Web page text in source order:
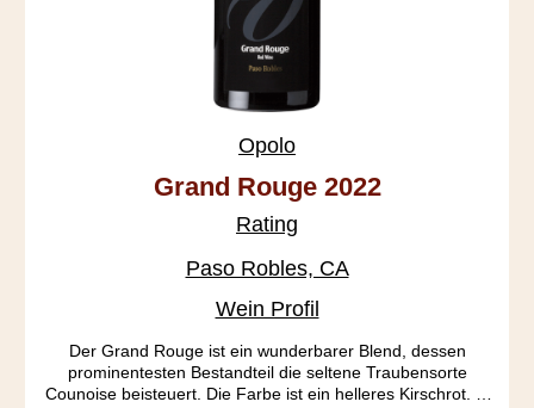
Opolo
Grand Rouge 2022
Rating
Paso Robles, CA
Wein Profil
Der Grand Rouge ist ein wunderbarer Blend, dessen
prominentesten Bestandteil die seltene Traubensorte
Counoise beisteuert. Die Farbe ist ein helleres Kirschrot. In